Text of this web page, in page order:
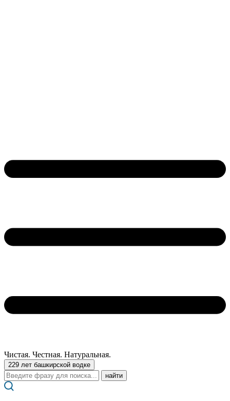
Чистая. Честная. Натуральная.
229 лет башкирской водке
Поиск: